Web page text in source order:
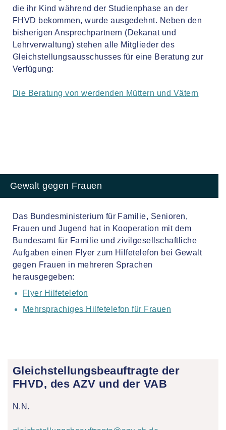
die ihr Kind während der Studienphase an der
FHVD bekommen, wurde ausgedehnt. Neben den
bisherigen Ansprechpartnern (Dekanat und
Lehrverwaltung) stehen alle Mitglieder des
Gleichstellungsausschusses für eine Beratung zur
Verfügung:
Die Beratung von werdenden Müttern und Vätern
Gewalt gegen Frauen
Das Bundesministerium für Familie, Senioren,
Frauen und Jugend hat in Kooperation mit dem
Bundesamt für Familie und zivilgesellschaftliche
Aufgaben einen Flyer zum Hilfetelefon bei Gewalt
gegen Frauen in mehreren Sprachen
herausgegeben:
Flyer Hilfetelefon
Mehrsprachiges Hilfetelefon für Frauen
Gleichstellungsbeauftragte der
FHVD, des AZV und der VAB
N.N.